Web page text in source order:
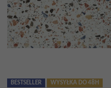
BESTSELLER WYSYŁKA DO 48H